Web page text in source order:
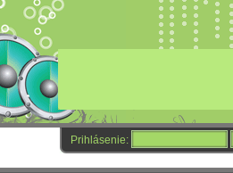
Prihlásenie: